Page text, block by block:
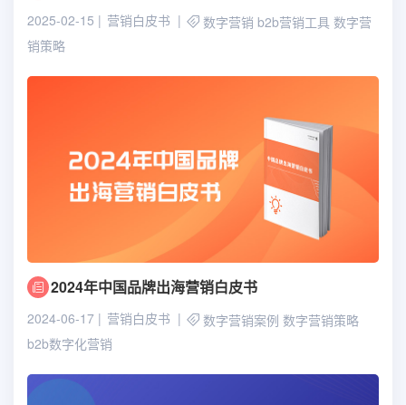
2025-02-15 营销白皮书 数字营销 b2b营销工具 数字营
销策略
2024年中国品牌出海营销白皮书
2024-06-17 营销白皮书 数字营销案例 数字营销策略
b2b数字化营销